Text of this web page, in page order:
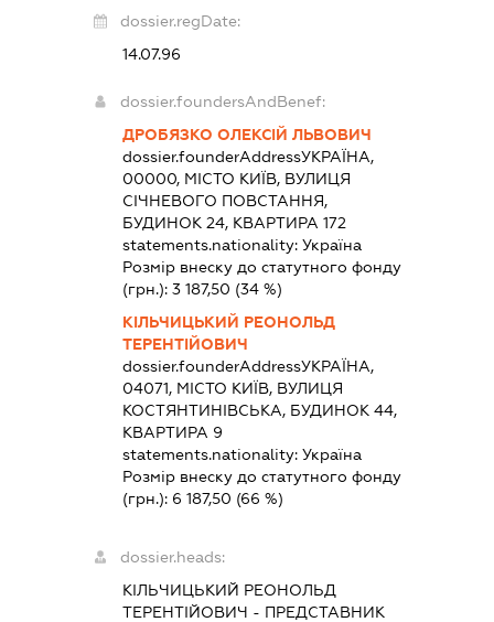
dossier.regDate:
14.07.96
dossier.foundersAndBenef:
ДРОБЯЗКО ОЛЕКСІЙ ЛЬВОВИЧ
dossier.founderAddressУКРАЇНА,
00000, МІСТО КИЇВ, ВУЛИЦЯ
СІЧНЕВОГО ПОВСТАННЯ,
БУДИНОК 24, КВАРТИРА 172
statements.nationality: Україна
Розмір внеску до статутного фонду
(грн.): 3 187,50 (34 %)
КІЛЬЧИЦЬКИЙ РЕОНОЛЬД
ТЕРЕНТІЙОВИЧ
dossier.founderAddressУКРАЇНА,
04071, МІСТО КИЇВ, ВУЛИЦЯ
КОСТЯНТИНІВСЬКА, БУДИНОК 44,
КВАРТИРА 9
statements.nationality: Україна
Розмір внеску до статутного фонду
(грн.): 6 187,50 (66 %)
dossier.heads:
КІЛЬЧИЦЬКИЙ РЕОНОЛЬД
ТЕРЕНТІЙОВИЧ - ПРЕДСТАВНИК